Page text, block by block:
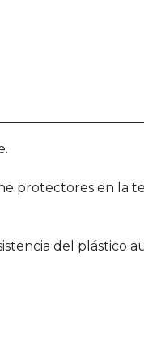
protectores en la
del plástico